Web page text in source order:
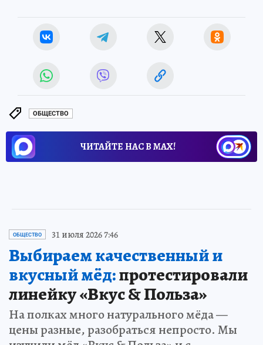
ОБЩЕСТВО
ЧИТАЙТЕ НАС В МАХ!
ОБЩЕСТВО 31 июля 2026 7:46
Выбираем качественный и
вкусный мёд:протестировали
линейку «Вкус & Польза»
На полках много натурального мёда —
цены разные, разобраться непросто. Мы